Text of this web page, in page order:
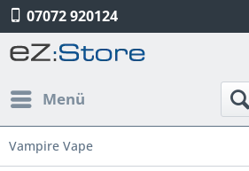
07072 920124
Menü
Vampire Vape